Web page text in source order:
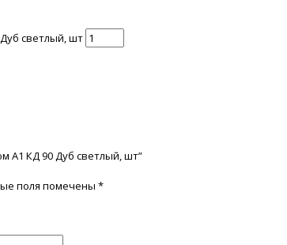
светлый, шт
А1 КД 90 Дуб светлый, шт”
поля помечены*